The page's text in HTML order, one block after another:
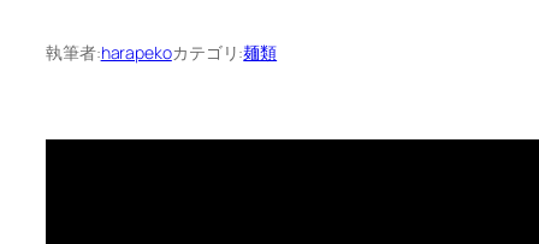
執筆者:harapekoカテゴリ:麺類